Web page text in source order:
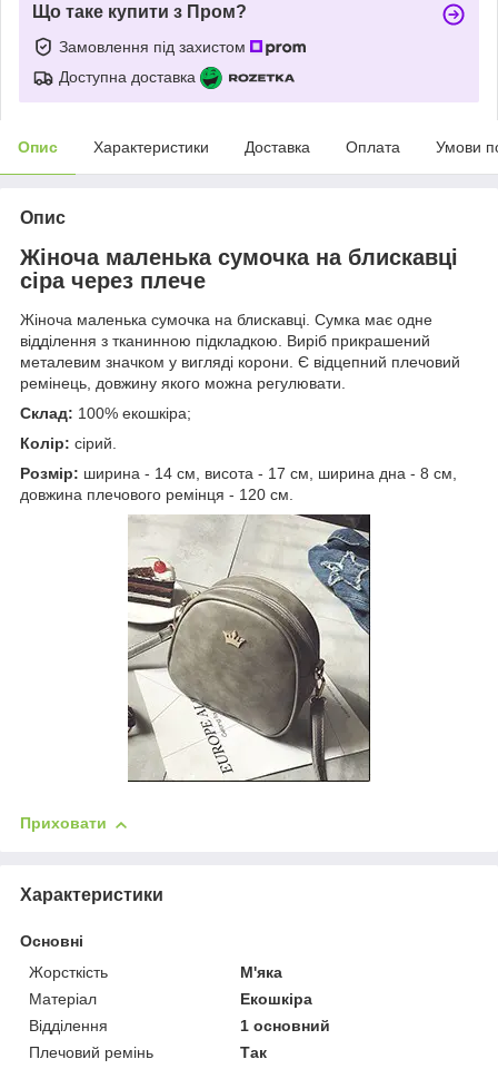
Що таке купити з Пром?
Замовлення під захистом
Доступна доставка
Опис Характеристики Доставка Оплата Умови
Опис
Жіноча маленька сумочка на блискавці
сіра через плече
Жіноча маленька сумочка на блискавці. Сумка має одне
відділення з тканинною підкладкою. Виріб прикрашений
металевим значком у вигляді корони. Є відцепний плечовий
ремінець, довжину якого можна регулювати.
Склад: 100% екошкіра;
Колір: сірий.
Розмір: ширина - 14 см, висота - 17 см, ширина дна - 8 см,
довжина плечового ремінця - 120 см.
Приховати
Характеристики
Основні
Жорсткість
М'яка
Матеріал
Екошкіра
Відділення
1 основний
Плечовий ремінь
Так